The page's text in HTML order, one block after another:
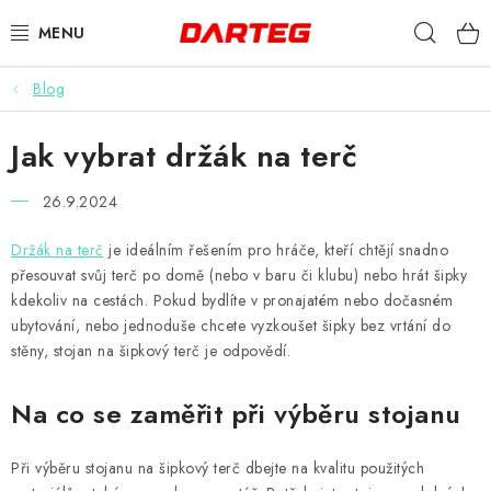
na
ŠIPKY
TERČE
DOPLŇKY K TERČI
LETKY
NÁSADKY
Blog
Jak vybrat držák na terč
26.9.2024
Držák na terč je ideálním řešením pro hráče, kteří chtějí snadno
přesouvat svůj terč po domě (nebo v baru či klubu) nebo hrát šipky
kdekoliv na cestách. Pokud bydlíte v pronajatém nebo dočasném
ubytování, nebo jednoduše chcete vyzkoušet šipky bez vrtání do
stěny, stojan na šipkový terč je odpovědí.
Na co se zaměřit při výběru stojanu
Při výběru stojanu na šipkový terč dbejte na kvalitu použitých